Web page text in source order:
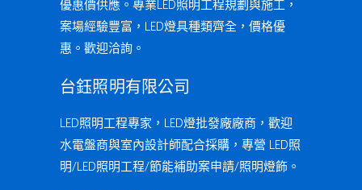
優惠價供應。專業LED照明工程規劃與施工，
案場經驗豐富，LED燈具種類齊全，價格優
惠。歡迎洽詢。
台鈺照明有限公司
LED照明工程專家，LED燈批發廠廠商，歡迎
水電盤商與室內設計師配合採購，專營 LED照
明/LED照明工程/節能補助案申請/照明燈飾。